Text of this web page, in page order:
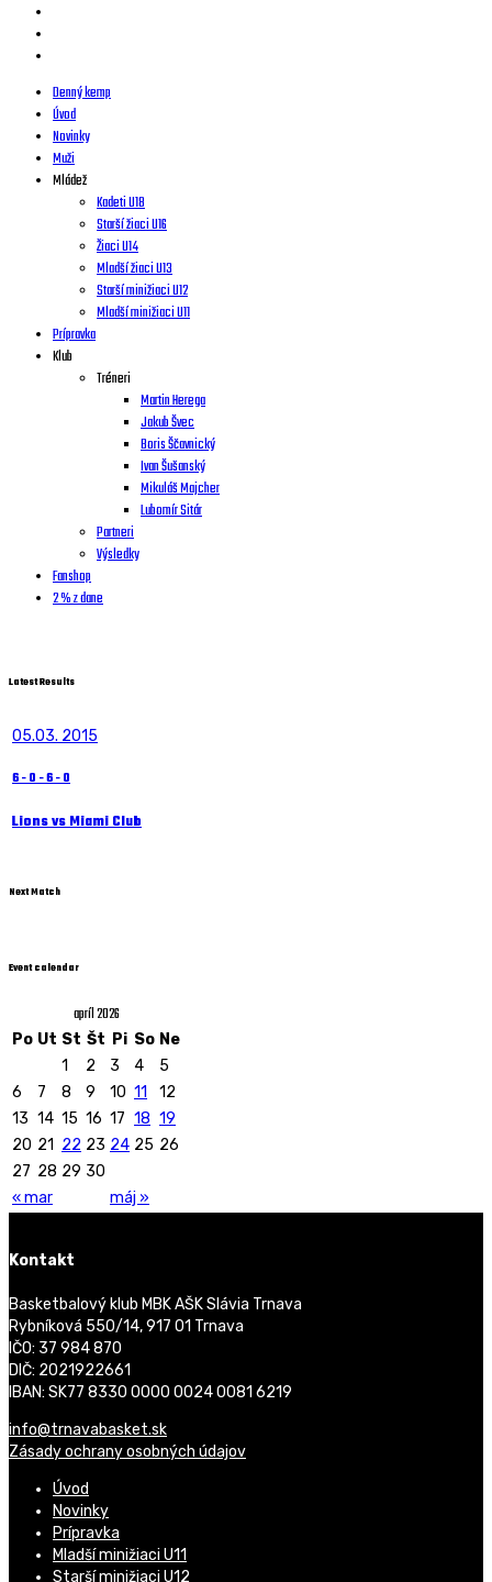
Denný kemp
Úvod
Novinky
Muži
Mládež
Kadeti U18
Starší žiaci U16
Žiaci U14
Mladší žiaci U13
Starší minižiaci U12
Mladší minižiaci U11
Prípravka
Klub
Tréneri
Martin Herega
Jakub Švec
Boris Ščavnický
Ivan Šušanský
Mikuláš Majcher
Lubomír Sitár
Partneri
Výsledky
Fanshop
2 % z dane
Latest Results
05.03. 2015
6-0-6-0
Lions vs Miami Club
Next Match
Event calendar
apríl 2026
Po Ut St Št Pi So Ne
« mar máj »
1 2 3 4
5
6
7 8 9 10 11
12
13 14 15 16 17 18 19
20 21 22 23 24 25 26
27 28 29 30
Kontakt
Basketbalový klub MBK AŠK Slávia Trnava
Rybníková 550/14, 917 01 Trnava
IČO: 37 984 870
DIČ: 2021922661
IBAN: SK77 8330 0000 0024 0081 6219
info@trnavabasket.sk
Zásady ochrany osobných údajov
Úvod
Novinky
Prípravka
Mladší minižiaci U11
Starší minižiaci U12